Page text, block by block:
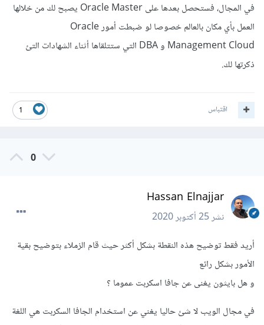
في المجال، فستحصل بعدها على Oracle Master يصبح لك من خلالها
العمل بأي مكان بالعالم خصوصا لو ضبطت أمور Oracle
Management Cloud و DBA التي ستتلقاها أثناء الشهادات التئ
ذكرتها لك.
1 اقتباس
0
Hassan Elnajjar
نشر25 أكتوبر 2020
أريد فقط توضيح هذه النقطة بشكل أكثر حيث قام الزملاء بتوضيح بقية
الأمور بشكل رائع
و هل بايثون يغنى عن جافا اسكربت عموما ؟
في مجال الويب لا شئ حاليا يغني عن استخدام الجافا السكربت هي اللغة